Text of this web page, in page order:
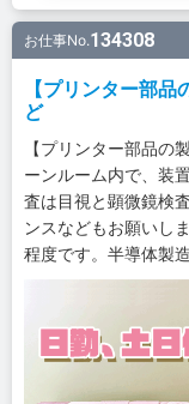
お仕事No.134308
【プリンター部
ど
【プリンター部品の
ーンルーム内で、装
査は目視と顕微鏡検
ンスなどもお願いし
程度です。半導体製